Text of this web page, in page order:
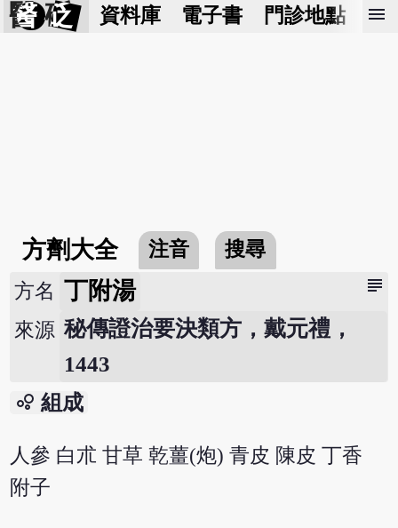
醫 砭 資料庫 電子書 門診地點 預
menu
方劑大全 注音 搜尋
subject
方名 丁附湯
來源 秘傳證治要決類方，戴元禮，
1443
bubble_chart 組成
人參 白朮 甘草 乾薑(炮) 青皮 陳皮 丁香
附子